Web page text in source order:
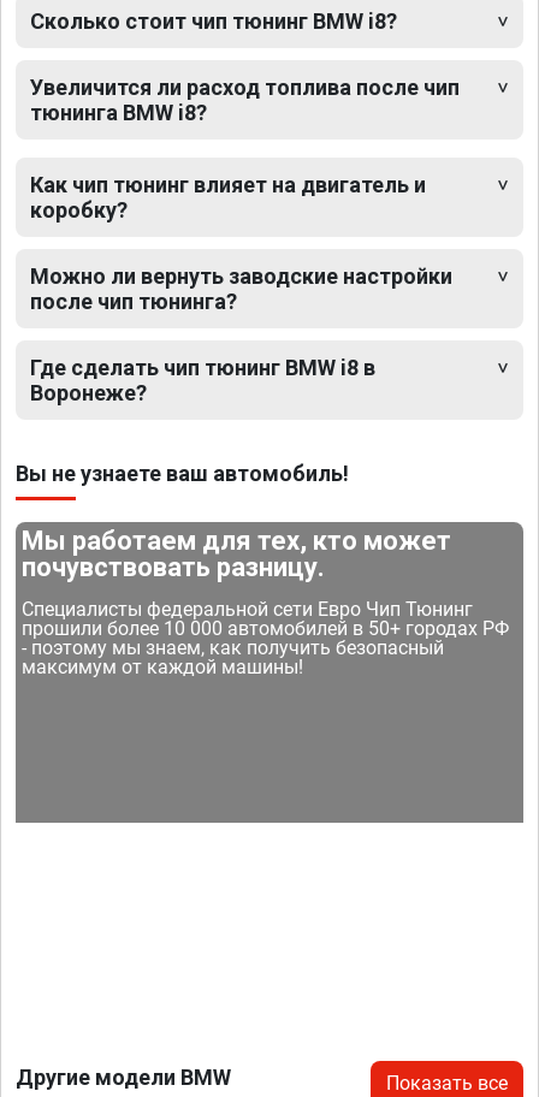
Сколько стоит чип тюнинг BMW i8?
Увеличится ли расход топлива после чип
тюнинга BMW i8?
Как чип тюнинг влияет на двигатель и
коробку?
Можно ли вернуть заводские настройки
после чип тюнинга?
Где сделать чип тюнинг BMW i8 в
Воронеже?
Вы не узнаете ваш автомобиль!
Мы работаем для тех, кто может
почувствовать разницу.
Специалисты федеральной сети Евро Чип Тюнинг
прошили более 10 000 автомобилей в 50+ городах РФ
- поэтому мы знаем, как получить безопасный
максимум от каждой машины!
Другие модели BMW Показать все